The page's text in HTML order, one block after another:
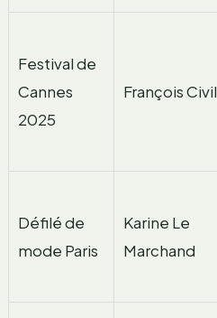
Festival de
Cannes
2025
François Civil
Défilé de
mode Paris
Karine Le
Marchand